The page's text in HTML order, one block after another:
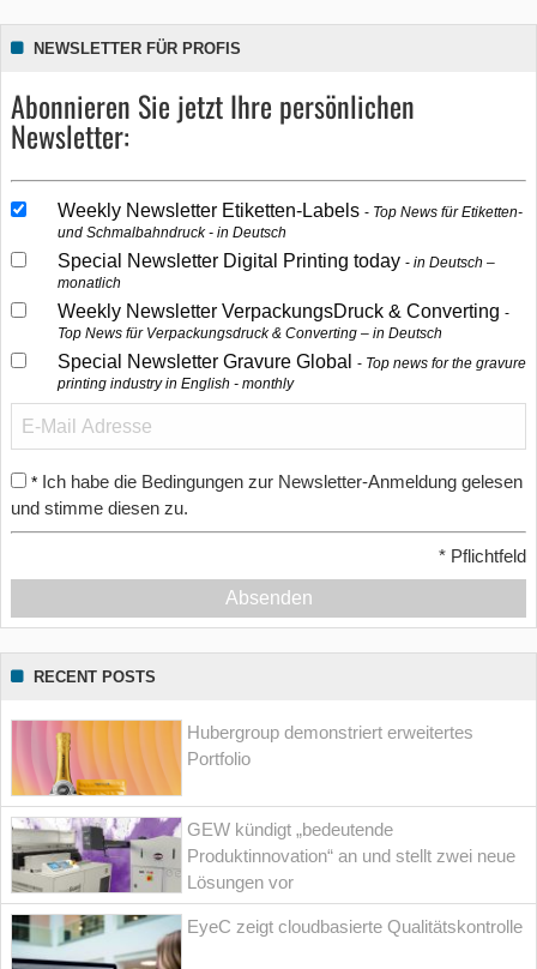
NEWSLETTER FÜR PROFIS
Abonnieren Sie jetzt Ihre persönlichen
Newsletter:
Weekly Newsletter Etiketten-Labels
Top News für Etiketten-
und Schmalbahndruck - in Deutsch
Special Newsletter Digital Printing today
in Deutsch –
monatlich
Weekly Newsletter VerpackungsDruck & Converting
Top News für Verpackungsdruck & Converting – in Deutsch
Special Newsletter Gravure Global
Top news for the gravure
printing industry in English - monthly
* Ich habe die Bedingungen zur Newsletter-Anmeldung gelesen
und stimme diesen zu.
* Pflichtfeld
Absenden
RECENT POSTS
Hubergroup demonstriert erweitertes
Portfolio
GEW kündigt „bedeutende
Produktinnovation“ an und stellt zwei neue
Lösungen vor
EyeC zeigt cloudbasierte Qualitätskontrolle